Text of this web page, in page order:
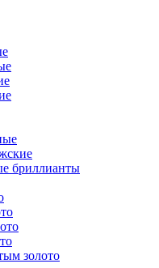
бриллианты
золото